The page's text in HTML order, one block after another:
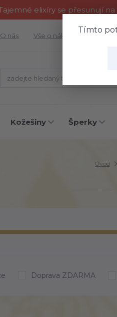
elixíry se přesunují
Tímto
O nás Vše o nákupu
Kožešiny Šperky
Úvod
Doprava ZDARMA